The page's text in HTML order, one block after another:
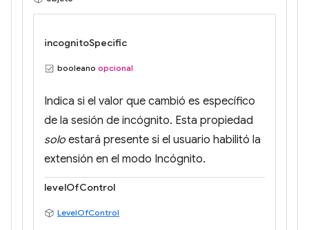
incognitoSpecific
booleano opcional
Indica si el valor que cambió es específico
de la sesión de incógnito. Esta propiedad
solo estará presente si el usuario habilitó la
extensión en el modo Incógnito.
levelOfControl
LevelOfControl